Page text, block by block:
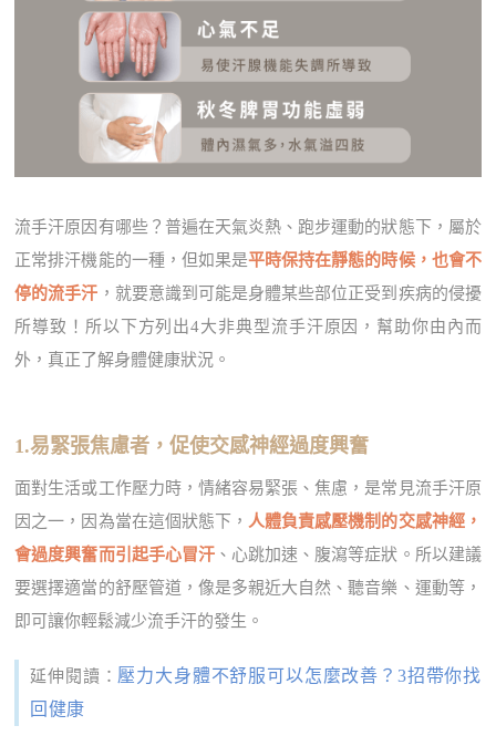
流手汗原因有哪些？普遍在天氣炎熱、跑步運動的狀態下，屬於
正常排汗機能的一種，但如果是平時保持在靜態的時候，也會不
停的流手汗 ，就要意識到可能是身體某些部位正受到疾病的侵擾
所導致！所以下方列出4大非典型流手汗原因，幫助你由內而
外，真正了解身體健康狀況。
1.易緊張焦慮者，促使交感神經過度興奮
面對生活或工作壓力時，情緒容易緊張、焦慮，是常見流手汗原
因之一，因為當在這個狀態下， 人體負責感壓機制的交感神經，
會過度興奮而引起手心冒汗、心跳加速、腹瀉等症狀。所以建議
要選擇適當的舒壓管道，像是多親近大自然、聽音樂、運動等，
即可讓你輕鬆減少流手汗的發生。
延伸閱讀： 壓力大身體不舒服可以怎麼改善？3招帶你找
回健康